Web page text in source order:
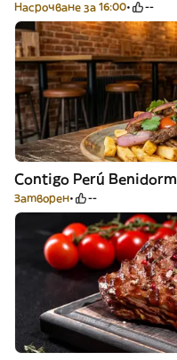
Насрочване за 16:00 --
Contigo Perú Benidorm
Затворен --